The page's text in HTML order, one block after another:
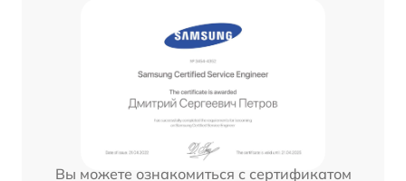
Вы можете ознакомиться с сертификатом